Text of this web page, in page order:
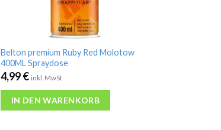
Belton premium Ruby Red Molotow
400ML Spraydose
4,99€ inkl. MwSt
IN DEN WARENKORB